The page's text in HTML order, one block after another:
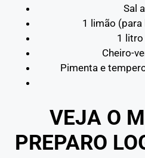
Sal
1 limão
1 litro
Cheiro-
Pimenta e
VEJA O
PREPARO